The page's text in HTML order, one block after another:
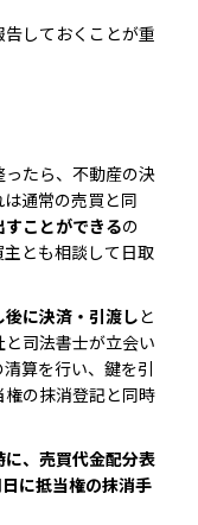
しておくことが重
たら、不動産の決
通常の売買と同
ことができるの
とも相談して日取
後に決済・引渡しと
司法書士が立会い
算を行い、鍵を引
の抹消登記と同時
、売買代金配分表
に抵当権の抹消手